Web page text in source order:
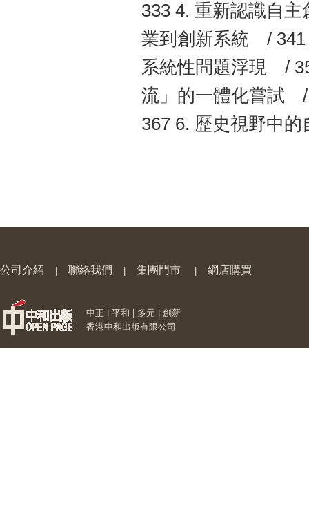
333 4. 重新認識自
業到創新系統 / 341
系統性問題浮現 /
流」的一體化嘗試
367 6. 歷史視野中
公司介紹 聯絡我們 集團門市 網店購買
中正 | 平和 | 多元 | 創新
香港中和出版有限公司